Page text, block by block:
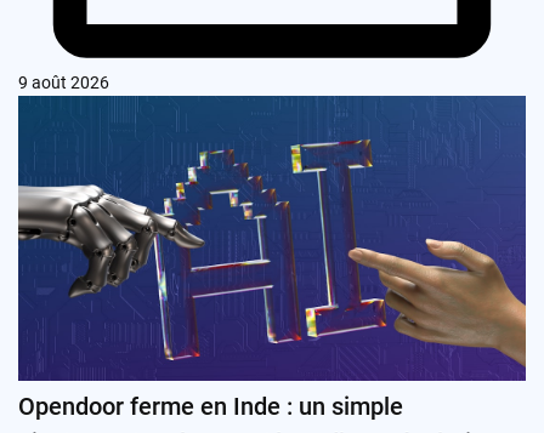
9 août 2026
Opendoor ferme en Inde : un simple